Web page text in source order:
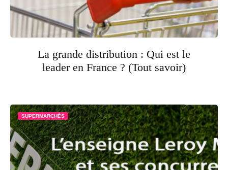
La grande distribution : Qui est le
leader en France ? (Tout savoir)
SUPERMARCHÉS